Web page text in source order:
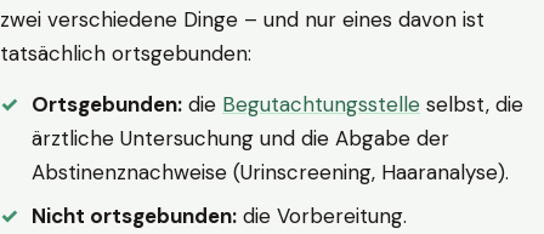
zwei verschiedene Dinge – und nur eines davon ist
tatsächlich ortsgebunden:
Ortsgebunden: die Begutachtungsstelle selbst, die
ärztliche Untersuchung und die Abgabe der
Abstinenznachweise (Urinscreening, Haaranalyse).
Nicht ortsgebunden: die Vorbereitung.